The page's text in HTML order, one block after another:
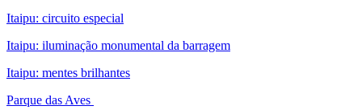
Itaipu: circuito especial
Itaipu: iluminação monumental da barragem
Itaipu: mentes brilhantes
Parque das Aves